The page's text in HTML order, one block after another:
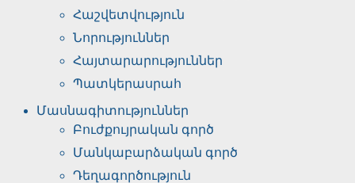
Հաշվետվություն
Նորություններ
Հայտարարություններ
Պատկերասրահ
Մասնագիտություններ
Բուժքույրական գործ
Մանկաբարձական գործ
Դեղագործություն